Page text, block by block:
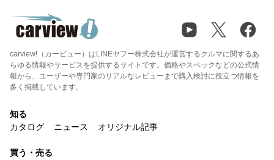
carview!（カービュー）はLINEヤフー株式会社が運営するクルマに関するあ
らゆる情報やサービスを提供するサイトです。価格やスペックなどの公式情
報から、ユーザーや専門家のリアルなレビューまで購入検討に役立つ情報を
多く掲載しています。
知る
カタログ
ニュース オリジナル記事
買う・売る